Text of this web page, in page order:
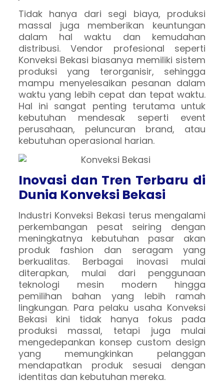
Tidak hanya dari segi biaya, produksi
massal juga memberikan keuntungan
dalam hal waktu dan kemudahan
distribusi. Vendor profesional seperti
Konveksi Bekasi biasanya memiliki sistem
produksi yang terorganisir, sehingga
mampu menyelesaikan pesanan dalam
waktu yang lebih cepat dan tepat waktu.
Hal ini sangat penting terutama untuk
kebutuhan mendesak seperti event
perusahaan, peluncuran brand, atau
kebutuhan operasional harian.
Inovasi dan Tren Terbaru di
Dunia Konveksi Bekasi
Industri Konveksi Bekasi terus mengalami
perkembangan pesat seiring dengan
meningkatnya kebutuhan pasar akan
produk fashion dan seragam yang
berkualitas. Berbagai inovasi mulai
diterapkan, mulai dari penggunaan
teknologi mesin modern hingga
pemilihan bahan yang lebih ramah
lingkungan. Para pelaku usaha Konveksi
Bekasi kini tidak hanya fokus pada
produksi massal, tetapi juga mulai
mengedepankan konsep custom design
yang memungkinkan pelanggan
mendapatkan produk sesuai dengan
identitas dan kebutuhan mereka.